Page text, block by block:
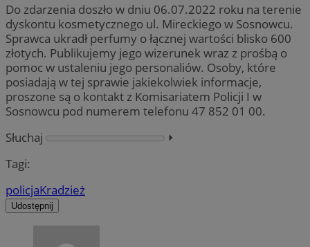
Do zdarzenia doszło w dniu 06.07.2022 roku na terenie
dyskontu kosmetycznego ul. Mireckiego w Sosnowcu.
Sprawca ukradł perfumy o łącznej wartości blisko 600
złotych. Publikujemy jego wizerunek wraz z prośbą o
pomoc w ustaleniu jego personaliów. Osoby, które
posiadają w tej sprawie jakiekolwiek informacje,
proszone są o kontakt z Komisariatem Policji I w
Sosnowcu pod numerem telefonu 47 852 01 00.
Słuchaj
⏵︎
Tagi:
policjaKradzież
Udostępnij